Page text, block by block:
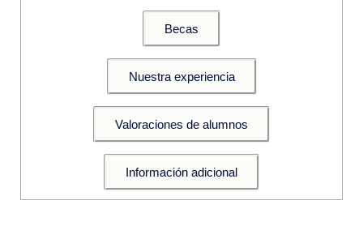
Becas
Nuestra experiencia
Valoraciones de alumnos
Información adicional